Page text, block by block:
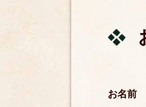
お名前